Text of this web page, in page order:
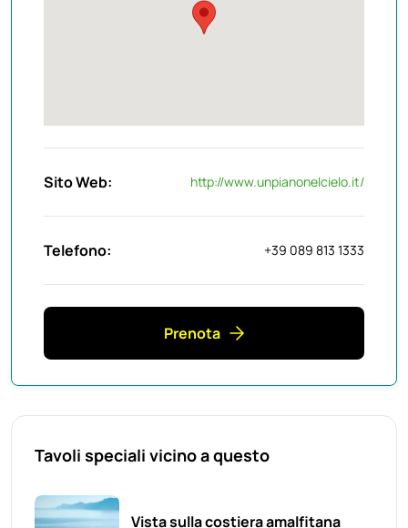
Sito Web: http://www.unpianonelcielo.it/
Telefono: +39 089 813 1333
Prenota
Tavoli speciali vicino a questo
Vista sulla costiera amalfitana